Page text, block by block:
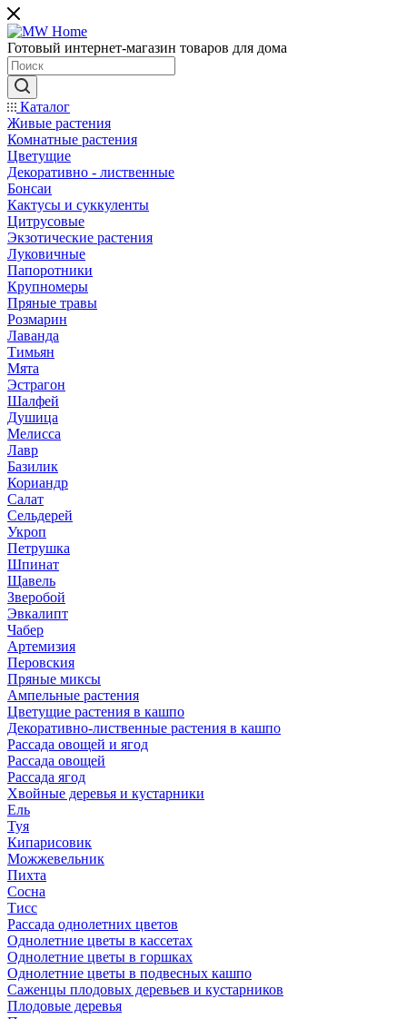
Готовый интернет-магазин товаров для дома
Каталог
Живые растения
Комнатные растения
Цветущие
Декоративно - лиственные
Бонсаи
Кактусы и суккуленты
Цитрусовые
Экзотические растения
Луковичные
Папоротники
Крупномеры
Пряные травы
Розмарин
Лаванда
Тимьян
Мята
Эстрагон
Шалфей
Душица
Мелисса
Лавр
Базилик
Кориандр
Салат
Сельдерей
Укроп
Петрушка
Шпинат
Щавель
Зверобой
Эвкалипт
Чабер
Артемизия
Перовския
Пряные миксы
Ампельные растения
Цветущие растения в кашпо
Декоративно-лиственные растения в кашпо
Рассада овощей и ягод
Рассада овощей
Рассада ягод
Хвойные деревья и кустарники
Ель
Туя
Кипарисовик
Можжевельник
Пихта
Сосна
Тисc
Рассада однолетних цветов
Однолетние цветы в кассетах
Однолетние цветы в горшках
Однолетние цветы в подвесных кашпо
Саженцы плодовых деревьев и кустарников
Плодовые деревья